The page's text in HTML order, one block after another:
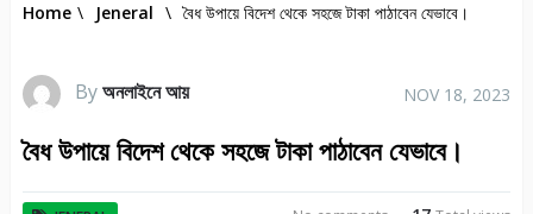
Home \ Jeneral \ বৈধ উপায়ে বিদেশ থেকে সহজে টাকা পাঠাবেন যেভাবে।
Byঅনলাইনে আয় NOV 18, 2023
বৈধ উপায়ে বিদেশ থেকে সহজে টাকা পাঠাবেন যেভাবে।